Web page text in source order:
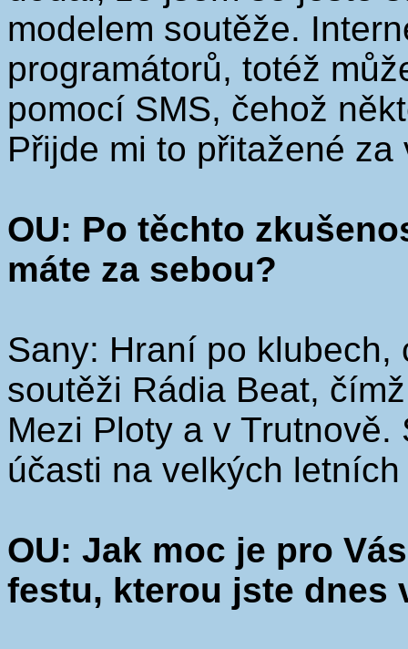
modelem soutěže.
programátorů, totéž
pomocí SMS, čehož
Přijde mi to přitažené za
OU: Po těchto
máte za sebou?
Sany: Hraní po
soutěži Rádia Beat,
Mezi Ploty a v
účasti na velkých
OU: Jak moc je pro
festu, kterou jste dnes